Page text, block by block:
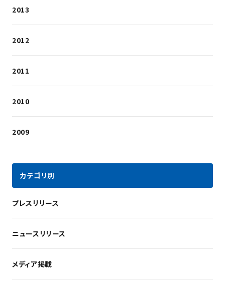
2013
2012
2011
2010
2009
カテゴリ別
プレスリリース
ニュースリリース
メディア掲載